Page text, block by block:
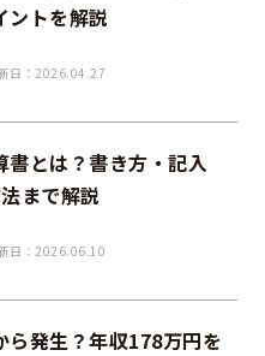
ントを解説
日：2026.04.27
書とは？書き方・記入
まで解説
日：2026.06.10
ら発生？年収178万円を